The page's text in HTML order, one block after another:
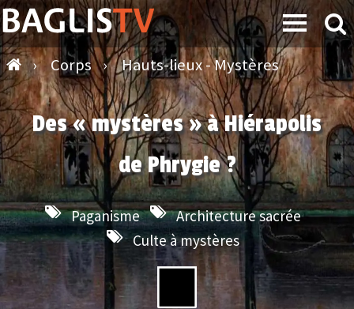
› Corps › Hauts-lieux - Mystères
Des « mystères » à Hiérapolis
de Phrygie ?
Paganisme
Architecture sacrée
Culte à mystères